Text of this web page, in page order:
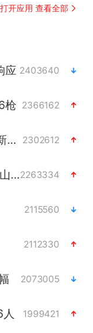
打开应用 查看全部
应 2403640
枪 2366162
“电影+”如何激发千亿级消费新活力？ 2302612
预计“白海豚”明晚将在浙江舟山到福建福鼎一带沿海登陆2263334
2115560
2112330
2073005
1999421